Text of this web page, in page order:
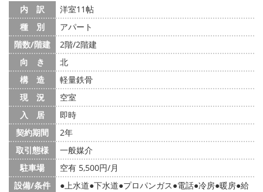
内 訳
洋室11帖
種 別
アパート
階数/階建
2階/2階建
向 き
北
構 造
軽量鉄骨
現 況
空室
入 居
即時
契約期間
2年
取引態様
一般媒介
駐車場
空有 5,500円/月
設備/条件
上水道 下水道 プロパンガス 電話 冷房 暖房 給